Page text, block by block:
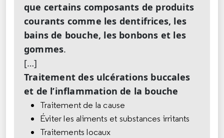
que certains composants de produits
courants comme les dentifrices, les
bains de bouche, les bonbons et les
gommes.
[…]
Traitement des ulcérations buccales
et de l’inflammation de la bouche
Traitement de la cause
Éviter les aliments et substances irritants
Traitements locaux